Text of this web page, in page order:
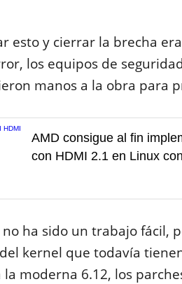
esto y cierrar la brecha
los equipos de
manos a la obra para
AMD consigue al fin
con HDMI 2.1 en Linux
ha sido un trabajo fácil,
kernel que todavía
moderna 6.12, los